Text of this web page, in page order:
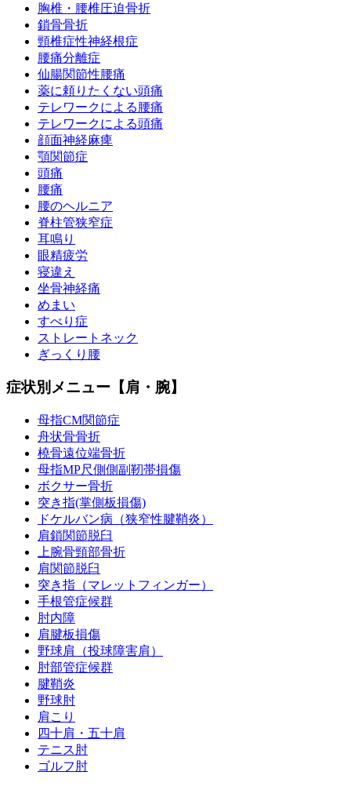
胸椎・腰椎圧迫骨折
鎖骨骨折
頸椎症性神経根症
腰痛分離症
仙腸関節性腰痛
薬に頼りたくない頭痛
テレワークによる腰痛
テレワークによる頭痛
顔面神経麻痺
顎関節症
頭痛
腰痛
腰のヘルニア
脊柱管狭窄症
耳鳴り
眼精疲労
寝違え
坐骨神経痛
めまい
すべり症
ストレートネック
ぎっくり腰
症状別メニュー【肩・腕】
母指CM関節症
舟状骨骨折
橈骨遠位端骨折
母指MP尺側側副靭帯損傷
ボクサー骨折
突き指(掌側板損傷)
ドケルバン病（狭窄性腱鞘炎）
肩鎖関節脱臼
上腕骨頸部骨折
肩関節脱臼
突き指（マレットフィンガー）
手根管症候群
肘内障
肩腱板損傷
野球肩（投球障害肩）
肘部管症候群
腱鞘炎
野球肘
肩こり
四十肩・五十肩
テニス肘
ゴルフ肘